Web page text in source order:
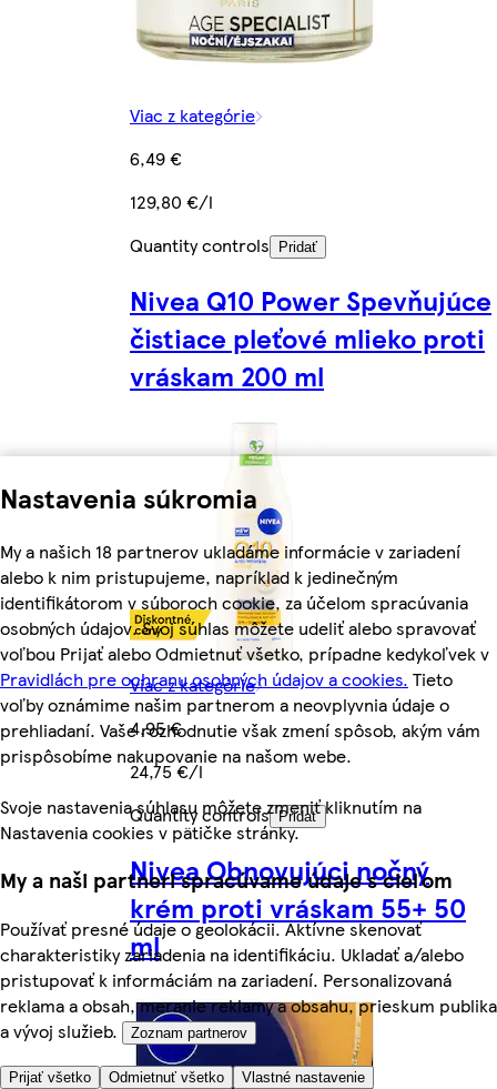
Nastavenia súkromia
My a našich 18 partnerov ukladáme informácie v zariadení
alebo k nim pristupujeme, napríklad k jedinečným
identifikátorom v súboroch cookie, za účelom spracúvania
osobných údajov. Svoj súhlas môžete udeliť alebo spravovať
voľbou Prijať alebo Odmietnuť všetko, prípadne kedykoľvek v
Pravidlách pre ochranu osobných údajov a cookies. Tieto
voľby oznámime našim partnerom a neovplyvnia údaje o
prehliadaní. Vaše rozhodnutie však zmení spôsob, akým vám
prispôsobíme nakupovanie na našom webe.
Svoje nastavenia súhlasu môžete zmeniť kliknutím na
Nastavenia cookies v pätičke stránky.
My a naši partneri spracúvame údaje s cieľom
Používať presné údaje o geolokácii. Aktívne skenovať
charakteristiky zariadenia na identifikáciu. Ukladať a/alebo
pristupovať k informáciám na zariadení. Personalizovaná
reklama a obsah, meranie reklamy a obsahu, prieskum publika
a vývoj služieb.
Zoznam partnerov
Prijať všetko Odmietnuť všetko Vlastné nastavenie
Viac z kategórie
6,49 €
129,80 €/l
Quantity controls
Pridať
Nivea Q10 Power Spevňujúce
čistiace pleťové mlieko proti
vráskam 200 ml
Viac z kategórie
4,95 €
24,75 €/l
Quantity controls
Pridať
Nivea Obnovujúci nočný
krém proti vráskam 55+ 50
ml